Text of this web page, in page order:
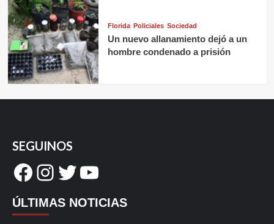
Florida Policiales Sociedad
Un nuevo allanamiento dejó a un
hombre condenado a prisión
SEGUINOS
Facebook
Instagram
Twitter
YouTube
ÚLTIMAS NOTICIAS